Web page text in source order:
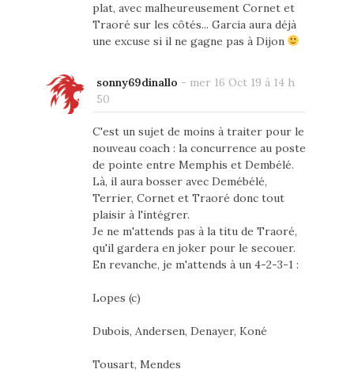
plat, avec malheureusement Cornet et
Traoré sur les côtés... Garcia aura déjà
une excuse si il ne gagne pas à Dijon
sonny69dinallo - mer 16 Oct 19 à 14 h
50
C'est un sujet de moins à traiter pour le
nouveau coach : la concurrence au poste
de pointe entre Memphis et Dembélé.
Là, il aura bosser avec Demébélé,
Terrier, Cornet et Traoré donc tout
plaisir à l'intégrer.
Je ne m'attends pas à la titu de Traoré,
qu'il gardera en joker pour le secouer.
En revanche, je m'attends à un 4-2-3-1 :
Lopes (c)
Dubois, Andersen, Denayer, Koné
Tousart, Mendes